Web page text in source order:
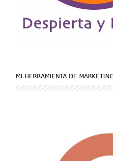
MI HERRAMIENTA DE